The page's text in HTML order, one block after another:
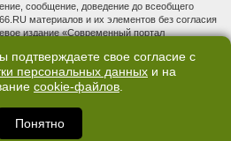
сообщение, доведение до всеобщего
материалов и их элементов без согласия
издание «Современный портал
технологий и массовых коммуникаций
номер ЭЛ № ФС 77 - 76634 от 02.09.2019
ответственностью "66.ру". Юридический
и отдела продаж: 620014, Свердловская
д. 3, оф. 7015, +7 (343) 288-50-66
Шлыков Дмитрий Владимирович
подтверждаете свое согласие с
персональных данных и на
cookie-файлов.
Понятно